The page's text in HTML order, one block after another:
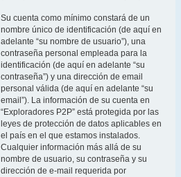
Su cuenta como mínimo constará de un
nombre único de identificación (de aquí en
adelante “su nombre de usuario”), una
contraseña personal empleada para la
identificación (de aquí en adelante “su
contraseña”) y una dirección de email
personal válida (de aquí en adelante “su
email”). La información de su cuenta en
“Exploradores P2P” está protegida por las
leyes de protección de datos aplicables en
el país en el que estamos instalados.
Cualquier información más allá de su
nombre de usuario, su contraseña y su
dirección de e-mail requerida por